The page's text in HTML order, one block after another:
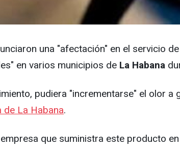
una "afectación" en el servicio
en varios municipios de La Habana
pudiera "incrementarse" el olor
de La Habana.
que suministra este producto